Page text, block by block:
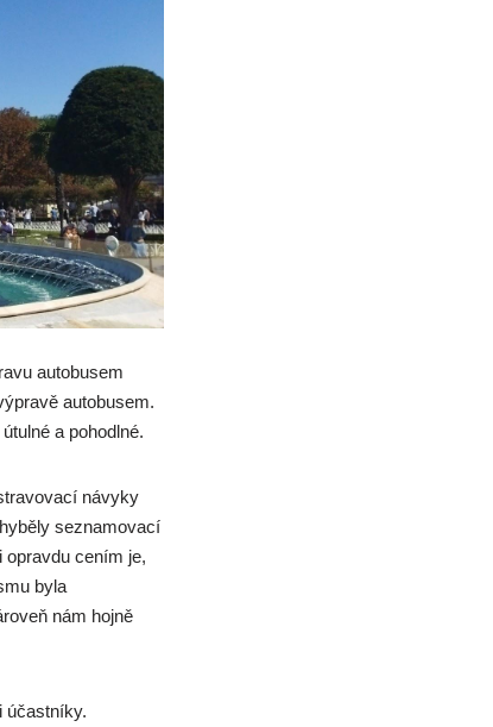
autobusem
autobusem.
a pohodlné.
návyky
seznamovací
opravdu cením je,
byla
nám hojně
účastníky.